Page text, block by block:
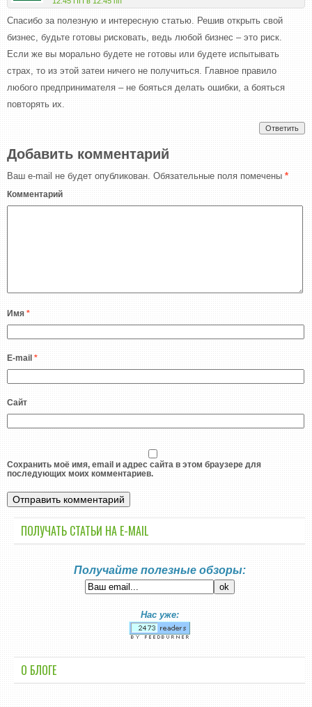
Спасибо за полезную и интересную статью. Решив открыть свой
бизнес, будьте готовы рисковать, ведь любой бизнес – это риск.
Если же вы морально будете не готовы или будете испытывать
страх, то из этой затеи ничего не получиться. Главное правило
любого предпринимателя – не бояться делать ошибки, а бояться
повторять их.
Ответить
Добавить комментарий
Ваш e-mail не будет опубликован. Обязательные поля помечены *
Комментарий
Имя *
E-mail *
Сайт
Сохранить моё имя, email и адрес сайта в этом браузере для
последующих моих комментариев.
ПОЛУЧАТЬ СТАТЬИ НА E-MАIL
Получайте полезные обзоры:
Нас уже:
О БЛОГЕ